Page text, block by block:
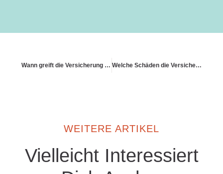
Wann greift die Versicherung bei Überspannung Welche Schäden die Versicherung bei Balkon und Terrasse deckt
WEITERE ARTIKEL
Vielleicht Interessiert